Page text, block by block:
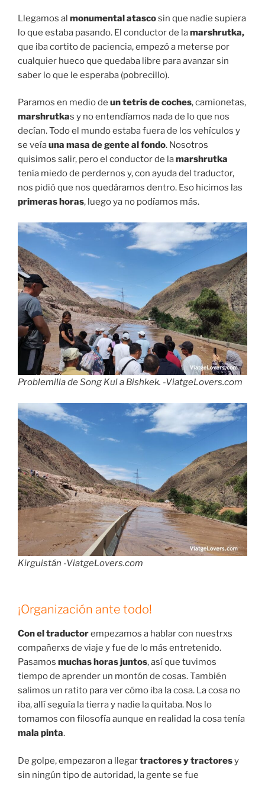
Llegamos al monumental atascosin que nadie supiera
lo que estaba pasando. El conductor de lamarshrutka,
que iba cortito de paciencia, empezó a meterse por
cualquier hueco que quedaba libre para avanzar sin
saber lo que le esperaba (pobrecillo).
Paramos en medio de un tetris de coches, camionetas,
marshrutkas y no entendíamos nada de lo que nos
decían. Todo el mundo estaba fuera de los vehículos y
se veíauna masa de gente al fondo. Nosotros
quisimos salir, pero el conductor de lamarshrutka
tenía miedo de perdernos y, con ayuda del traductor,
nos pidió que nos quedáramos dentro. Eso hicimos las
primeras horas, luego ya no podíamos más.
Problemilla de Song Kul a Bishkek. -ViatgeLovers.com
Kirguistán -ViatgeLovers.com
¡Organización ante todo!
Con el traductorempezamos a hablar con nuestrxs
compañerxs de viaje y fue de lo más entretenido.
Pasamos muchas horas juntos, así que tuvimos
tiempo de aprender un montón de cosas. También
salimos un ratito para ver cómo iba la cosa. La cosa no
iba, allí seguía la tierra y nadie la quitaba. Nos lo
tomamos con filosofía aunque en realidad la cosa tenía
mala pinta.
De golpe, empezaron a llegartractores y tractoresy
sin ningún tipo de autoridad, la gente se fue